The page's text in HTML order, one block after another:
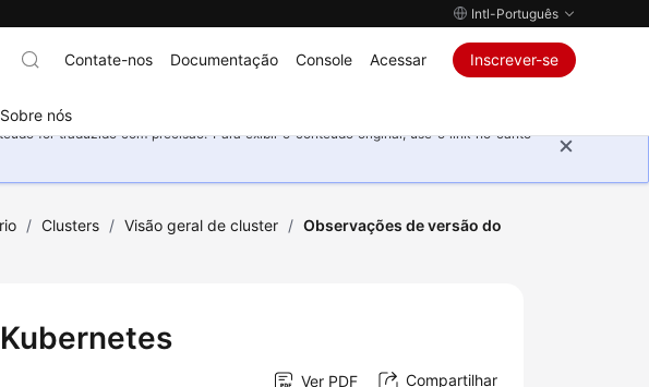
Intl-Português
Sobre nós
Contate-nos Documentação Console Acessar Inscrever-se
foi traduzido com precisão. Para exibir o conteúdo original, use o link no canto
/ Clusters / Visão geral de cluster / Observações de versão do
Ver PDF Compartilhar